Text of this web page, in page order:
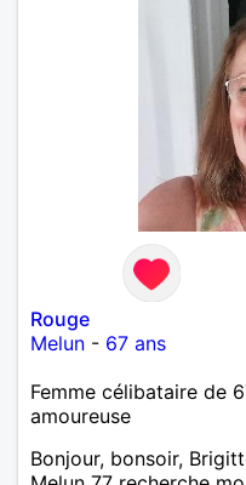
Rouge
Melun - 67 ans
Femme célibataire de
amoureuse
Bonjour, bonsoir,